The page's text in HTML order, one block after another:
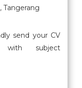
Tangerang
send your CV
with subject